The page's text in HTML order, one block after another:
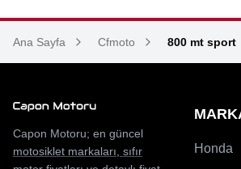
Ana Sayfa Cfmoto 800 mt sport
Capon Motoru; en güncel
motosiklet markaları, sıfır
Honda